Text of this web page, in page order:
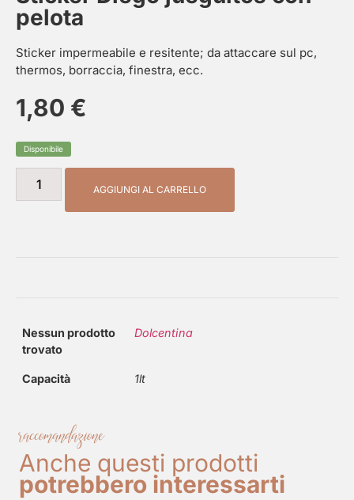
pelota
Sticker impermeabile e resitente; da attaccare sul pc,
thermos, borraccia, finestra, ecc.
1,80 €
Disponibile
AGGIUNGI AL CARRELLO
Nessun prodotto
trovato
Dolcentina
Capacità 1lt
raccomandazione
Anche questi prodotti
potrebbero interessarti